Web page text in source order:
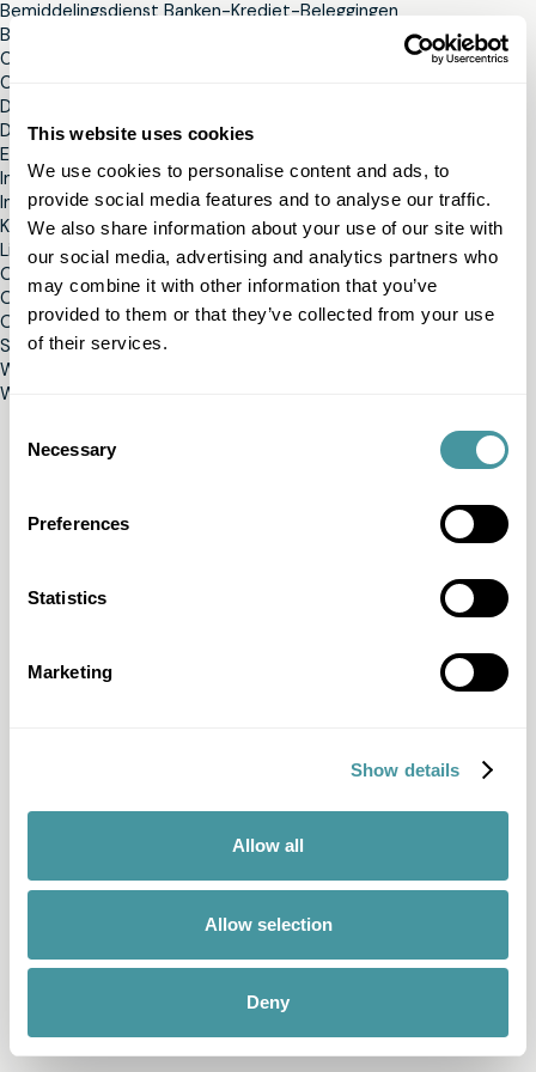
This website uses cookies
We use cookies to personalise content and ads, to
provide social media features and to analyse our traffic.
We also share information about your use of our site with
our social media, advertising and analytics partners who
may combine it with other information that you’ve
provided to them or that they’ve collected from your use
of their services.
Selection
Necessary
Preferences
Statistics
Marketing
Show details
Allow all
Allow selection
Deny
Bemiddelingsdienst Banken-Krediet-Beleggingen
Budgetwijzer
Centrum voor algemeen welzijnswerk
Centrum voor Budgetadvies en Budgetonderzoek
Dienst voor alimentatieinvordering
Dyzo
Eerste hulp bij schulden
Info over collectieve schuldenregeling
Informatie over het OCMW
Kinderrechtencommissariaat
Lijst van OCMW's Vlaanderen
OCMW Antwerpen
OCMW Brussel
OCMW Gent
Steunpunt mens en samenleving
Welzijnszorg
Wetswinkel